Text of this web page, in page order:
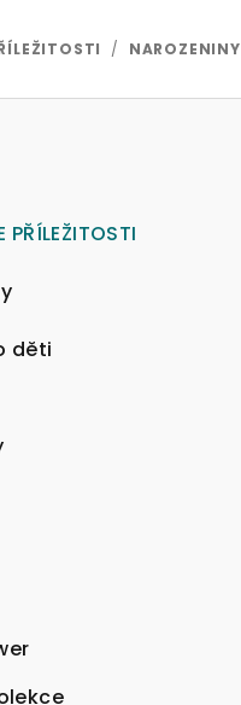
/ NAROZENINY
PŘÍLEŽITOSTI
děti